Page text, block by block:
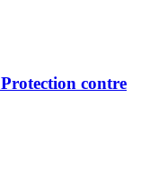
contre